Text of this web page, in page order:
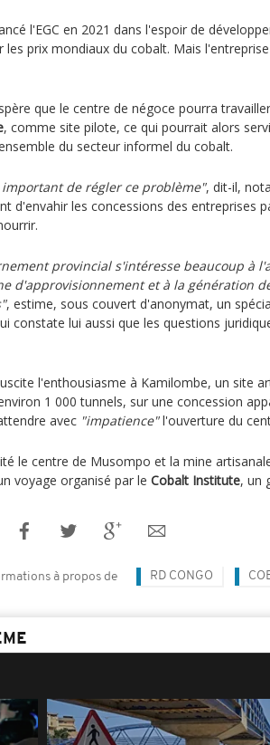
l'EGC en 2021 dans l'espoir de
les prix mondiaux du cobalt. Mais
que le centre de négoce pourra
, comme site pilote, ce qui pourrait alors
du secteur informel du cobalt.
important de régler ce problème", dit-il,
d'envahir les concessions des entreprises
provincial s'intéresse beaucoup à
d'approvisionnement et à la génération
, estime, sous couvert d'anonymat, un
constate lui aussi que les questions
l'enthousiasme à Kamilombe, un site
1 000 tunnels, sur une concession
avec "impatience"l'ouverture du
le centre de Musompo et la mine
voyage organisé par le Cobalt Institute, un
à propos de RD CONGO